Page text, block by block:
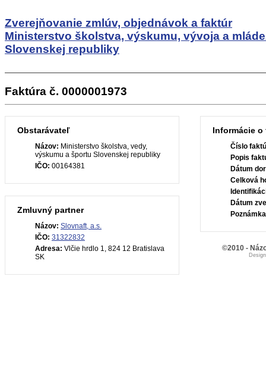
Zverejňovanie zmlúv, objednávok a faktúr
Ministerstvo školstva, výskumu, vývoja a
Slovenskej republiky
Faktúra č. 0000001973
Obstarávateľ
Názov: Ministerstvo školstva, vedy,
výskumu a športu Slovenskej republiky
IČO: 00164381
Zmluvný partner
Názov: Slovnaft, a.s.
IČO: 31322832
Adresa: Vlčie hrdlo 1, 824 12 Bratislava
SK
Informácie o
Číslo
Popis
Dátum
Celková
Dátum
©2010 -